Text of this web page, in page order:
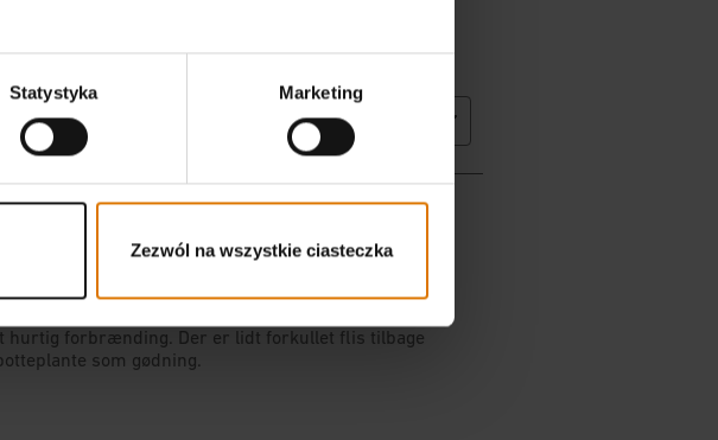
Statystyka Marketing
Zezwól na wszystkie ciasteczka